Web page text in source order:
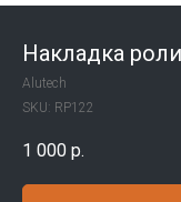
Накладка
Alutech
SKU: RP122
1 000 р.